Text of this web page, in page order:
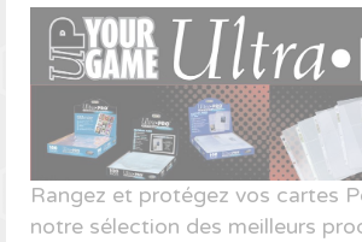
Rangez et protégez vos cartes
notre sélection des meilleurs